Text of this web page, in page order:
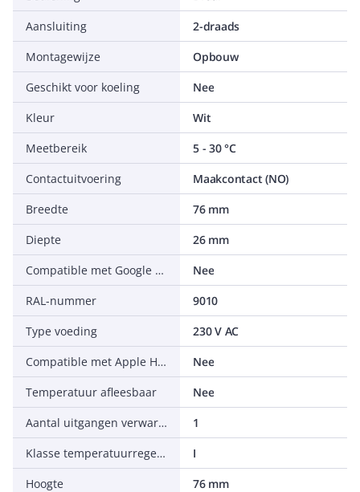
Aansluiting
2-draads
Montagewijze
Opbouw
Geschikt voor koeling
Nee
Kleur
Wit
Meetbereik
5 - 30 °C
Contactuitvoering
Maakcontact (NO)
Breedte
76 mm
Diepte
26 mm
Compatible met Google Assistant
Nee
RAL-nummer
9010
Type voeding
230 V AC
Compatible met Apple HomeKit
Nee
Temperatuur afleesbaar
Nee
Aantal uitgangen verwarming
1
Klasse temperatuurregelaar
I
Hoogte
76 mm